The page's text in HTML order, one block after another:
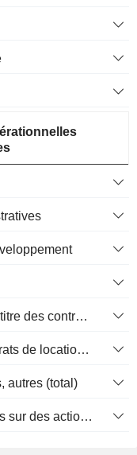
Charges d'intérêts imputées au titre des contrats de location
Amortissement imputé des contrats de location simple
autres (total)
Total des rémunérations fondées sur des actions